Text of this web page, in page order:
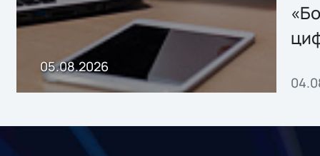
хранения данных
05.08.2026